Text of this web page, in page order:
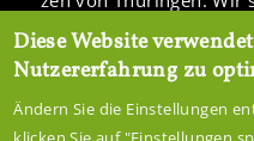
IN­FO­CEN­TER
Diese Website
Nutzererfahrung zu
Ändern Sie die Einstellungen